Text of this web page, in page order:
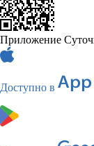
Приложение
Доступно в